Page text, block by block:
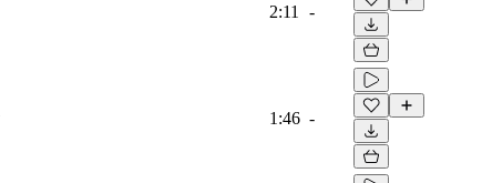
2:11 -
1:46 -